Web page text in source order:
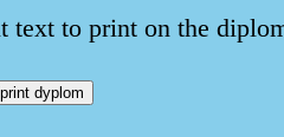
text to print on the